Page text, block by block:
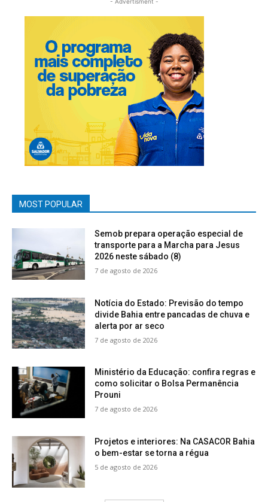
MOST POPULAR
Semob prepara operação especial de
transporte para a Marcha para Jesus
2026 neste sábado (8)
7 de agosto de 2026
Notícia do Estado: Previsão do tempo
divide Bahia entre pancadas de chuva e
alerta por ar seco
7 de agosto de 2026
Ministério da Educação: confira regras e
como solicitar o Bolsa Permanência
Prouni
7 de agosto de 2026
Projetos e interiores: Na CASACOR Bahia
o bem-estar se torna a régua
5 de agosto de 2026